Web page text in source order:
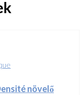
növelő